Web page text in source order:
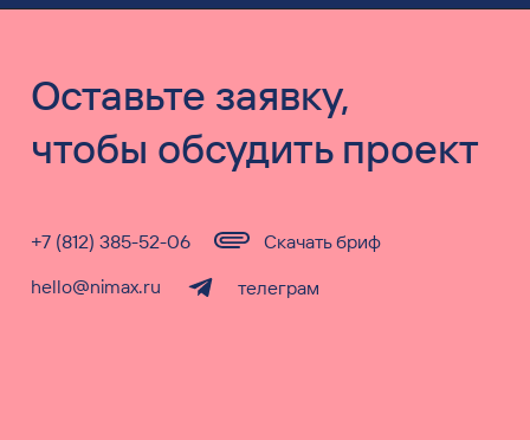
Оставьте заявку,
чтобы обсудить проект
hello@nimax.ru
+7 (812) 385-52-06
телеграм
Скачать бриф